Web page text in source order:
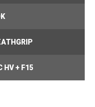
HV + F15